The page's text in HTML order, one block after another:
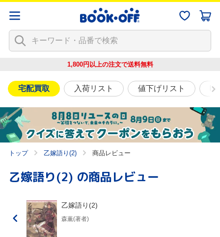
1,800円以上の注文で送料無料
宅配買取 入荷リスト 値下げリスト
トップ 乙嫁語り(2) 商品レビュー
乙嫁語り(2) の商品レビュー
乙嫁語り(2)
森薫(著者)